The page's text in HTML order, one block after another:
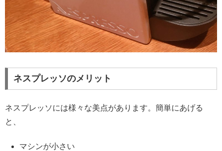
ネスプレッソのメリット
ネスプレッソには様々な美点があります。簡単にあげる
と、
マシンが小さい